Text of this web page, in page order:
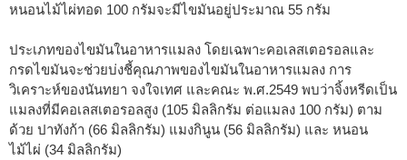
หนอนไม้ไผ่ทอด 100 กรัมจะมีไขมันอยู่ประมาณ 55 กรัม
ประเภทของไขมันในอาหารแมลง โดยเฉพาะคอเลสเตอรอลและ
กรดไขมันจะช่วยบ่งชี้คุณภาพของไขมันในอาหารแมลง การ
วิเคราะห์ของนันทยา จงใจเทศ และคณะ พ.ศ.2549 พบว่าจิ้งหรีดเป็น
แมลงที่มีคอเลสเตอรอลสูง (105 มิลลิกรัม ต่อแมลง 100 กรัม) ตาม
ด้วย ปาทังก้า (66 มิลลิกรัม) แมงกินูน (56 มิลลิกรัม) และ หนอน
ไม้ไผ่ (34 มิลลิกรัม)